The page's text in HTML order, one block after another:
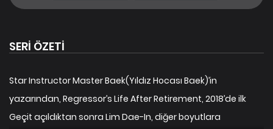
SERI ÖZETI
Star Instructor Master Baek(Yıldız Hocası Baek)’in
yazarından, Regressor’s Life After Retirement, 2018’de ilk
Geçit açıldıktan sonra Lim Dae-In, diğer boyutlara